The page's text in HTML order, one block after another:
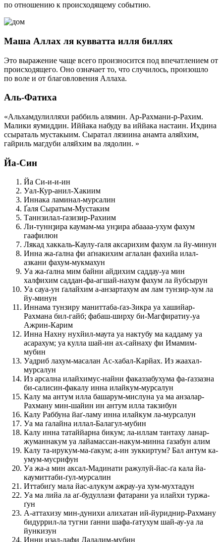
по отношению к происходящему событию.
Маша Аллах ля кувватта илля биллях
Это выражение чаще всего произносится под впечатлением от
происходящего. Оно означает то, что случилось, произошло
по воле и от благовловения Аллаха.
Аль-Фатиха
«Альхамдулилляхи раббиль алямин. Ар-Рахмани-р-Рахим.
Малики яумиддин. Иййака набуду ва иййака настаин. Ихдина
ссыраталь мустакыим. Сыратал лязиина анамта аляйхим,
гайриль магдуби аляйхим ва лядолин. »
Йа-Син
Йа Си-и-и-ин
Уал-Кур-анил-Хакиим
Иннака ламинал-мурсалин
Ґаля Сыратым-Мустаким
Таннзилал-ґазизир-Рахиим
Ли-туннҙира каумам-ма унҙира абаааа-ухум фахум
гаафилюн
Лякад хаккаль-Каулу-ґаля аксарихим фахум ла йу-минун
Инна жа-ґална фи аґнакихим аглалан фахийа илал-
азкани фахум-мукмахун
Уа жа-ґална мим байни айдихим саддау-уа мин
халфихим саддан-фа-агшай-нахум фахум ла йубсырун
Уа сауа-ун ґалайхим а-анзартахум ам лам тунзир-хум ла
йу-минун
Иннама тунзиру маниттаба-ґаз-Зикра уа хашийар-
Рахмана бил-гайб; фабаш-ширху би-Магфиратиу-уа
Ажрин-Карим
Инна Нахну нухйил-маута уа нактубу ма каддаму уа
асарахум; уа кулла шай-ин ах-сайнаху фи Имамим-
мубин
Уадриб лахум-масалан Ас-хабал-Карйах. Из жаахал-
мурсалун
Из арсална илайхимус-найни факаззабухума фа-ґаззазна
би-салисин-факалу инна илайкум-мурсалун
Калу ма антум илла башарум-мислуна уа ма анзалар-
Рахману мин-шайин ин антум илла такзибун
Калу Раббуна йаґ-ламу инна илайкум ла-мурсалун
Уа ма ґалайна иллал-Балагул-мубин
Калу инна татаййарна бикум; ла-иллам тантаху ланар-
жуманнакум уа лайамассан-накум-минна ґазабун алим
Калу та-ирукум-ма-ґакум; а-ин зуккиртум? Бал антум ка-
умум-мусрифун
Уа жа-а мин аксал-Мадинати ражулуй-йас-ґа кала йа-
каумиттаби-ґул-мурсалин
Иттабиґу мала йас-алукум ажрау-уа хум-мухтадун
Уа ма лийа ла аґ-будуллази фатарани уа илайхи туржа-
ґун
А-аттахизу мин-дунихи алихатан ий-йуриднир-Рахману
бидуррил-ла тугни ґанни шафа-ґатухум шай-ау-уа ла
йункизун
Инни изал-лафи Далалим-мубин